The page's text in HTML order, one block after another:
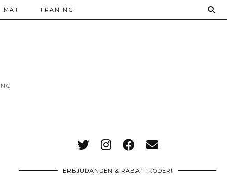
MAT TRÄNING
ERBJUDANDEN & RABATTKODER!